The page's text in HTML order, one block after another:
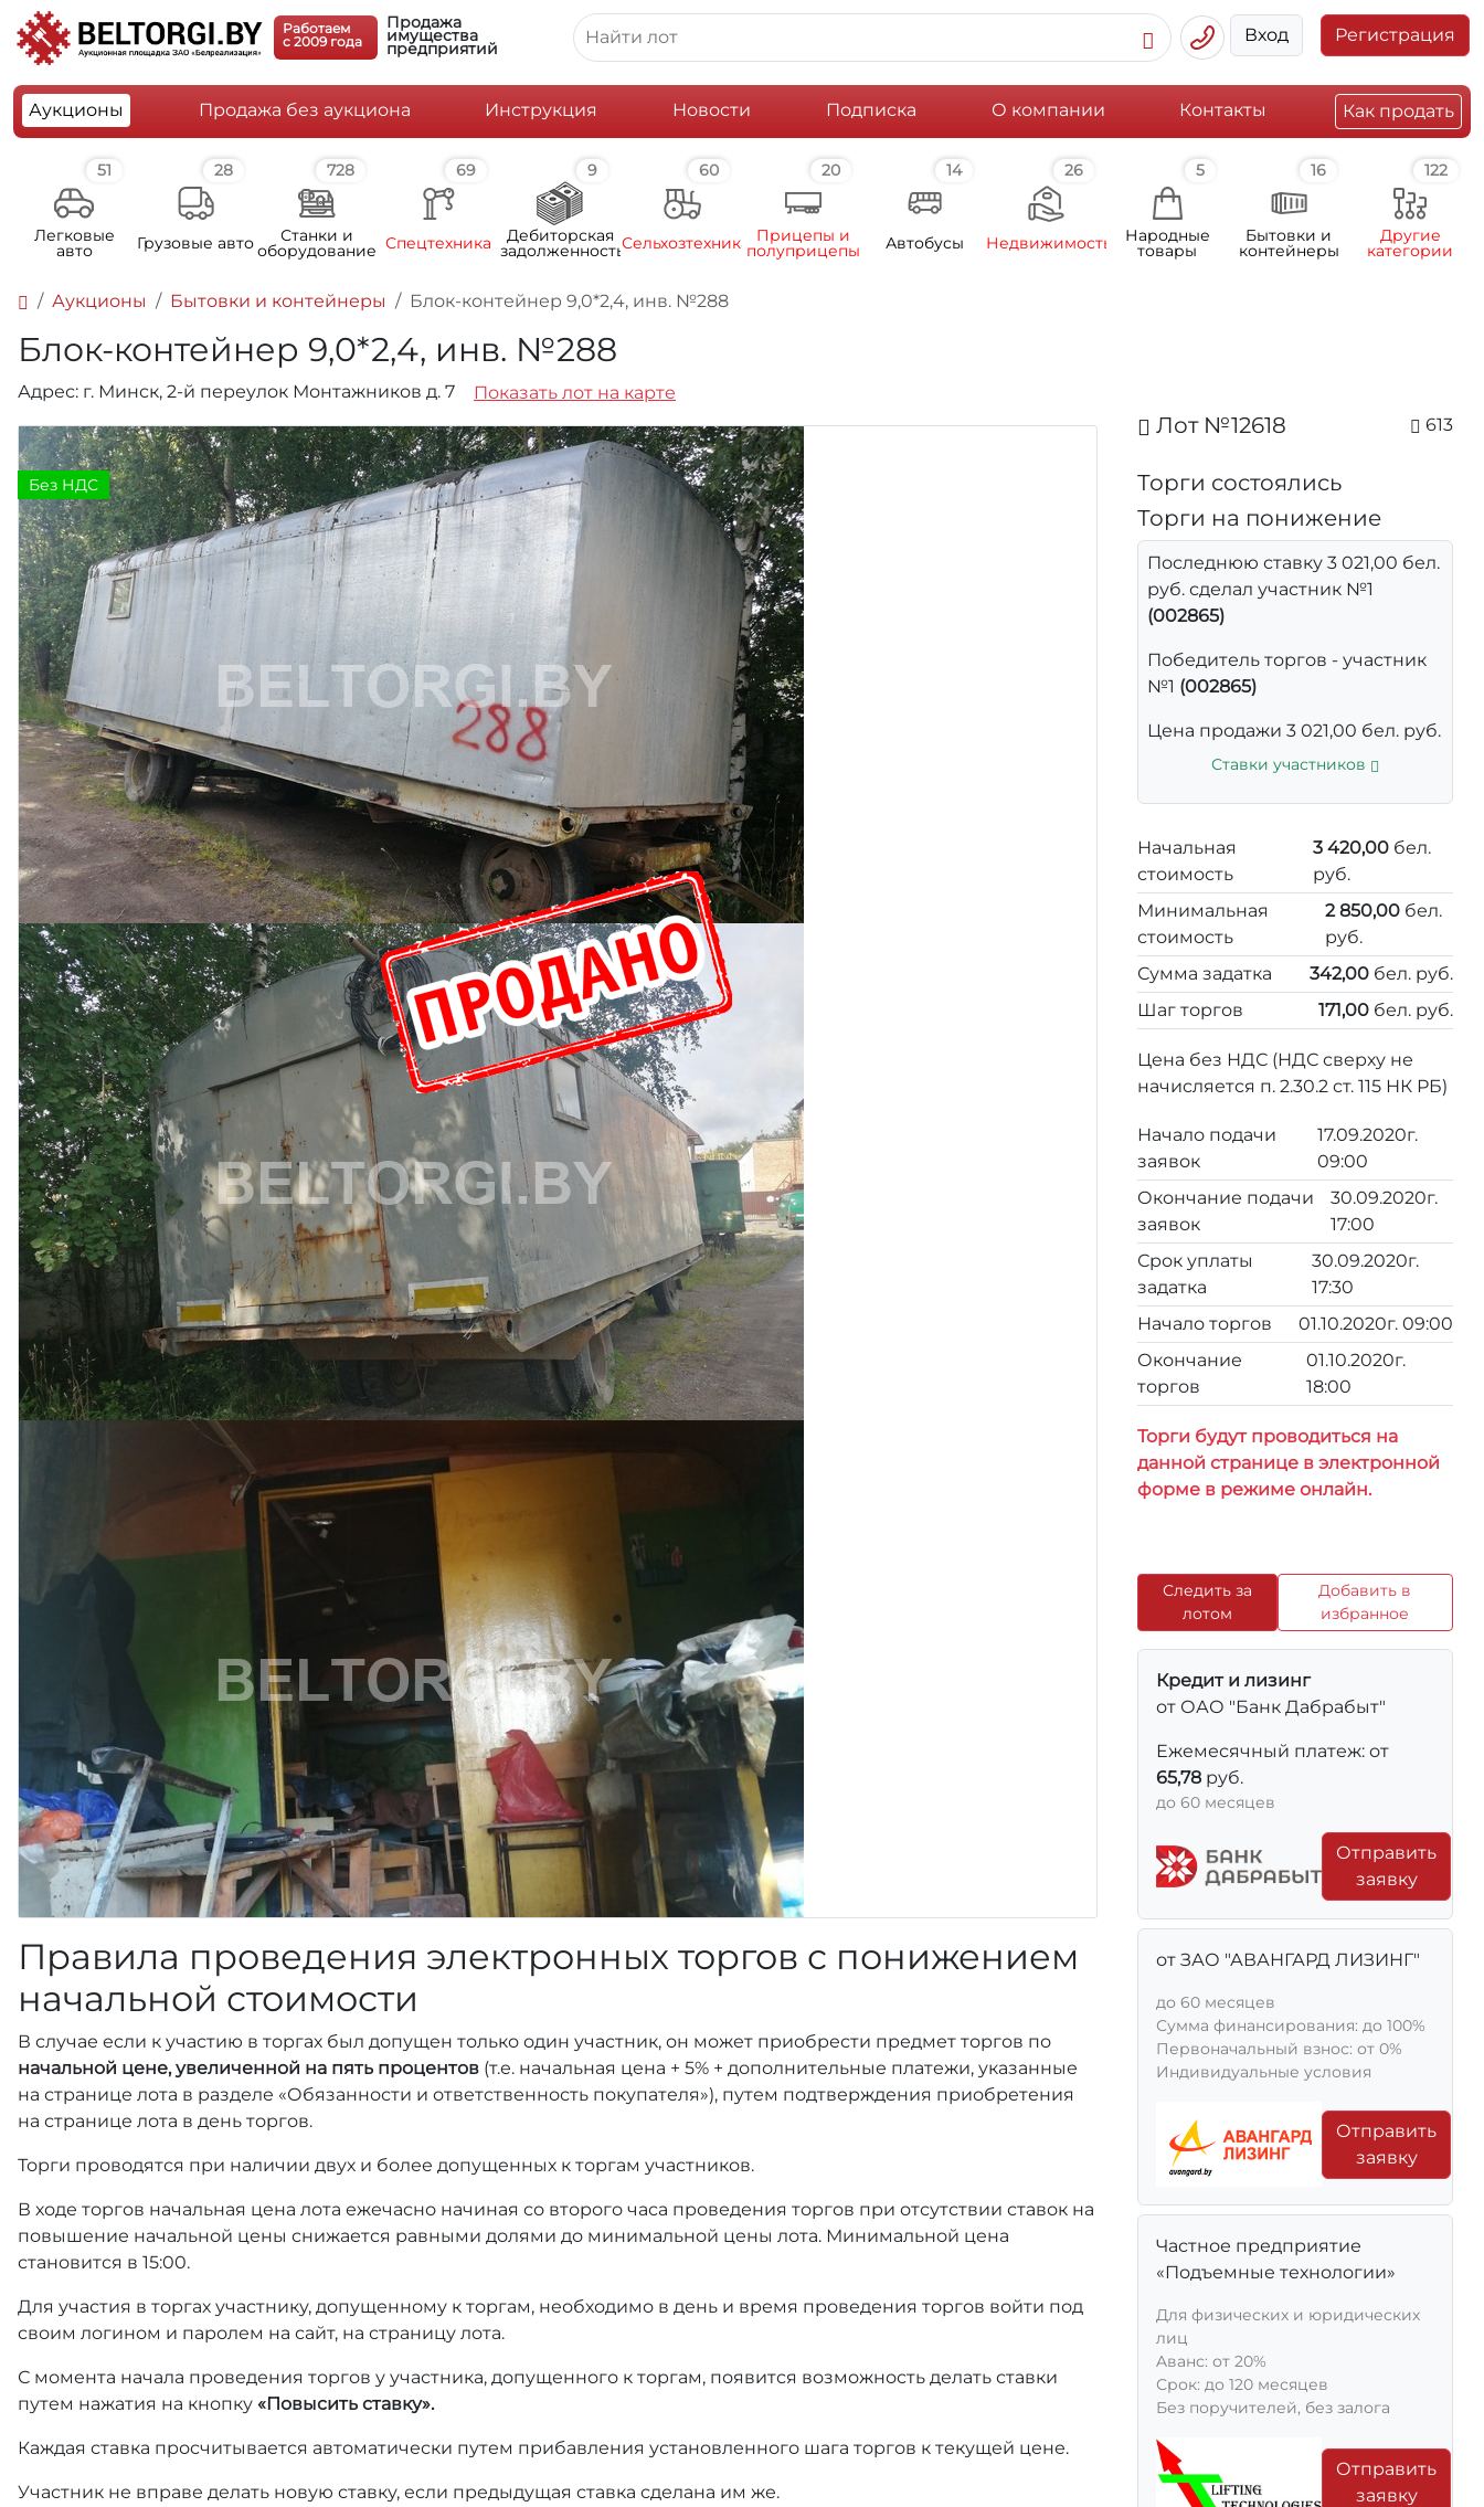
Работаем
c 2009 года
Продажа
имущества
предприятий
Вход Регистрация
Аукционы Продажа без аукциона Инструкция Новости Подписка О компании Контакты Как продать
51
Легковые
авто
28
Грузовые авто
728
Станки и
оборудование
69
Спецтехника
9
Дебиторская
задолженность
60
Сельхозтехника
20
Прицепы и
полуприцепы
14
Автобусы
26
Недвижимость
5
Народные
товары
16
Бытовки и
контейнеры
122
Другие
категории
Аукционы Бытовки и контейнеры Блок-контейнер 9,0*2,4, инв. №288
Блок-контейнер 9,0*2,4, инв. №288
Адрес: г. Минск, 2-й переулок Монтажников д. 7 Показать лот на карте
Без НДС
Правила проведения электронных торгов с понижением
начальной стоимости
В случае если к участию в торгах был допущен только один участник, он может приобрести предмет торгов по
начальной цене, увеличенной на пять процентов (т.е. начальная цена + 5% + дополнительные платежи, указанные
на странице лота в разделе «Обязанности и ответственность покупателя»), путем подтверждения приобретения
на странице лота в день торгов.
Торги проводятся при наличии двух и более допущенных к торгам участников.
В ходе торгов начальная цена лота ежечасно начиная со второго часа проведения торгов при отсутствии ставок на
повышение начальной цены снижается равными долями до минимальной цены лота. Минимальной цена
становится в 15:00.
Для участия в торгах участнику, допущенному к торгам, необходимо в день и время проведения торгов войти под
своим логином и паролем на сайт, на страницу лота.
С момента начала проведения торгов у участника, допущенного к торгам, появится возможность делать ставки
путем нажатия на кнопку «Повысить ставку».
Каждая ставка просчитывается автоматически путем прибавления установленного шага торгов к текущей цене.
Участник не вправе делать новую ставку, если предыдущая ставка сделана им же.
Лот №12618 613
Торги состоялись
Торги на понижение
Последнюю ставку 3 021,00 бел.
руб. сделал участник №1
(002865)
Победитель торгов - участник
№1 (002865)
Цена продажи 3 021,00 бел. руб.
Ставки участников
Начальная
стоимость
3 420,00бел.
руб.
Минимальная
стоимость
2 850,00бел.
руб.
Сумма задатка
342,00 бел. руб.
Шаг торгов
171,00 бел. руб.
Цена без НДС (НДС сверху не
начисляется п. 2.30.2 ст. 115 НК РБ)
Начало подачи
заявок
17.09.2020г.
09:00
Окончание подачи
заявок
30.09.2020г.
17:00
Срок уплаты
задатка
30.09.2020г.
17:30
Начало торгов
01.10.2020г. 09:00
Окончание
торгов
01.10.2020г.
18:00
Торги будут проводиться на
данной странице в электронной
форме в режиме онлайн.
Следить за
лотом
Добавить в
избранное
Кредит и лизинг
от ОАО "Банк Дабрабыт"
Ежемесячный платеж: от
65,78 руб.
до 60 месяцев
Отправить
заявку
от ЗАО "АВАНГАРД ЛИЗИНГ"
до 60 месяцев
Сумма финансирования: до 100%
Первоначальный взнос: от 0%
Индивидуальные условия
Отправить
заявку
Частное предприятие
«Подъемные технологии»
Для физических и юридических
лиц
Aванс: от 20%
Срок: до 120 месяцев
Без поручителей, без залога
Отправить
заявку